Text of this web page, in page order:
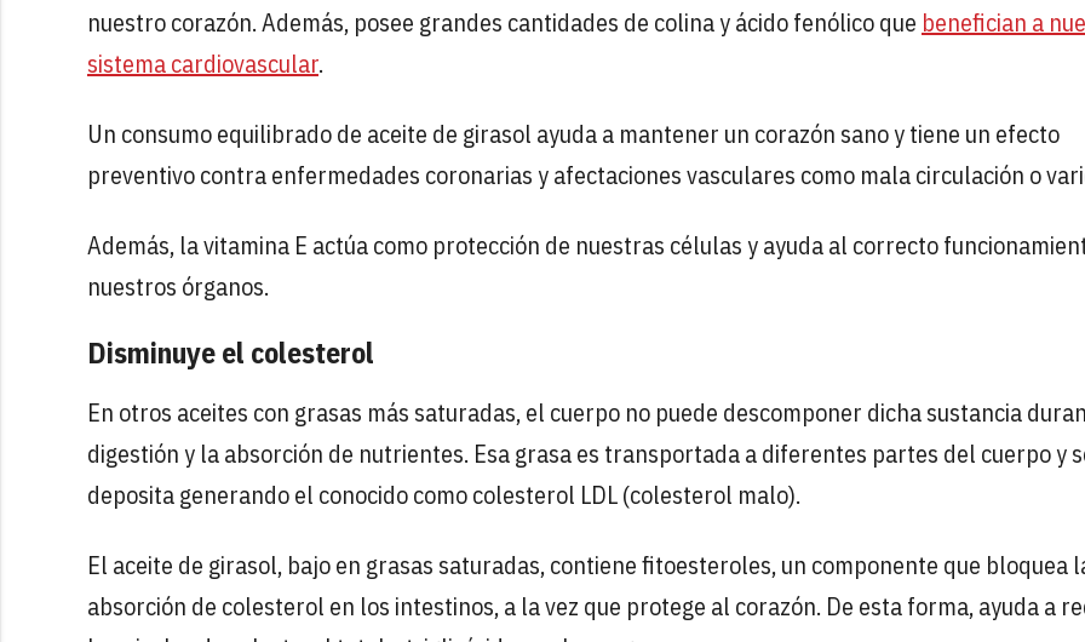
nuestro corazón. Además, posee grandes cantidades de colina y ácido fenólico que benefician a
sistema cardiovascular.
Un consumo equilibrado de aceite de girasol ayuda a mantener un corazón sano y tiene un efecto
preventivo contra enfermedades coronarias y afectaciones vasculares como mala circulación o
Además, la vitamina E actúa como protección de nuestras células y ayuda al correcto
nuestros órganos.
Disminuye el colesterol
En otros aceites con grasas más saturadas, el cuerpo no puede descomponer dicha sustancia
digestión y la absorción de nutrientes. Esa grasa es transportada a diferentes partes del cuerpo y
deposita generando el conocido como colesterol LDL (colesterol malo).
El aceite de girasol, bajo en grasas saturadas, contiene fitoesteroles, un componente que bloquea
absorción de colesterol en los intestinos, a la vez que protege al corazón. De esta forma, ayuda a